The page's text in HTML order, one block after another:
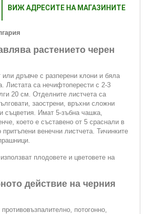
ВИЖ АДРЕСИТЕ НА МАГАЗИНИТЕ
растението черен
или дръвче с разперени клони и бяла
Листата са нечифтоперести с 2-3
20 см. Отделните листчета са
заострени, връхни сложни
съцветия. Имат 5-зъбна чашка,
което е съставено от 5 сраснали в
венечни листчета. Тичинките
плодовете и цветовете на
действие на черния
противовъзпалително, потогонно,